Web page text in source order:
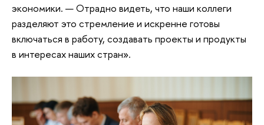
экономики. — Отрадно видеть, что наши коллеги
разделяют это стремление и искренне готовы
включаться в работу, создавать проекты и продукты
в интересах наших стран».